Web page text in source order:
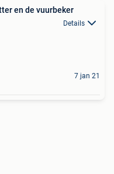
en de vuurbeker
Details
7 jan 21